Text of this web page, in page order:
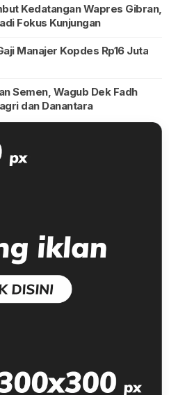
Kedatangan Wapres Gibran,
Fokus Kunjungan
Manajer Kopdes Rp16 Juta
Semen, Wagub Dek Fadh
dan Danantara